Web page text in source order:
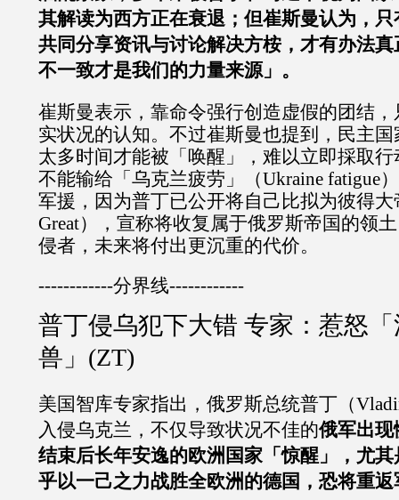
其解读为西方正在衰退；但崔斯曼认为，
共同分享资讯与讨论解决方桉，才有办法
不一致才是我们的力量来源」。
崔斯曼表示，靠命令强行创造虚假的团结
实状况的认知。不过崔斯曼也提到，民主
太多时间才能被「唤醒」，难以立即採取
不能输给「乌克兰疲劳」（Ukraine fatigue
军援，因为普丁已公开将自己比拟为彼得大
Great），宣称将收复属于俄罗斯帝国的领
侵者，未来将付出更沉重的代价。
------------分界线------------
普丁侵乌犯下大错 专家：惹怒
兽」(ZT)
美国智库专家指出，俄罗斯总统普丁（
入侵乌克兰，不仅导致状况不佳的俄军出现
结束后长年安逸的欧洲国家「惊醒」，尤
乎以一己之力战胜全欧洲的德国，恐将重